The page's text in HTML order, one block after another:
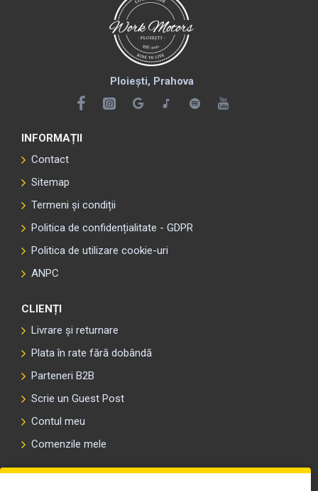
Ploiești, Prahova
INFORMAȚII
Contact
Sitemap
Termeni și condiții
Politica de confidențialitate - GDPR
Politica de utilizare cookie-uri
ANPC
CLIENȚI
Livrare și returnare
Plata în rate fără dobândă
Parteneri B2B
Scrie un Guest Post
Contul meu
Comenzile mele